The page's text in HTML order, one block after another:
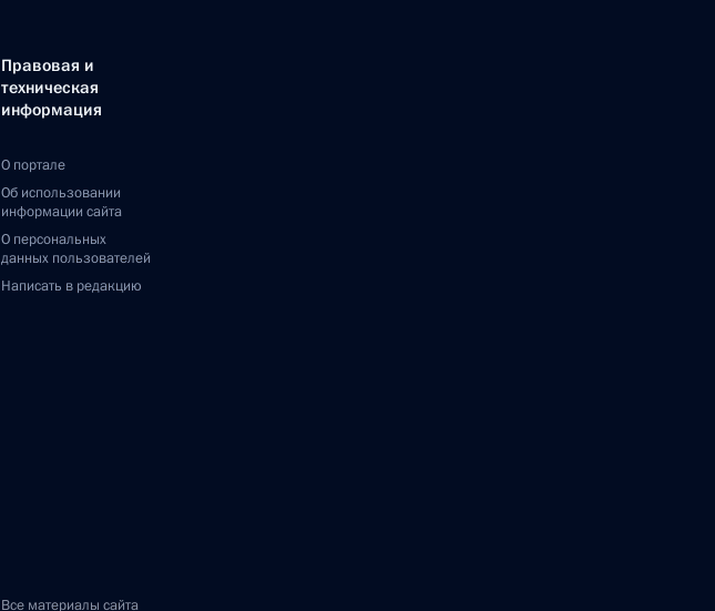
Правовая и
техническая
информация
О портале
Об использовании
информации сайта
О персональных
данных пользователей
Написать в редакцию
Все материалы сайта